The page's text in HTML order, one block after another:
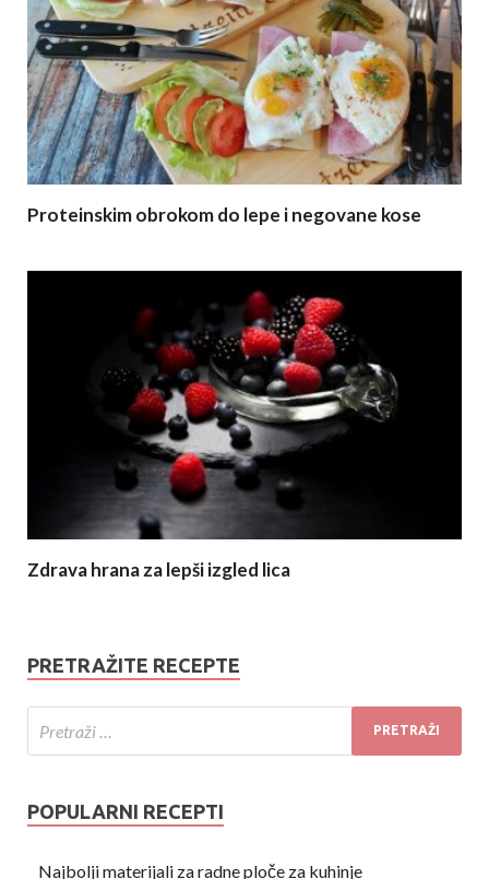
Proteinskim obrokom do lepe i negovane kose
Zdrava hrana za lepši izgled lica
PRETRAŽITE RECEPTE
POPULARNI RECEPTI
Najbolji materijali za radne ploče za kuhinje